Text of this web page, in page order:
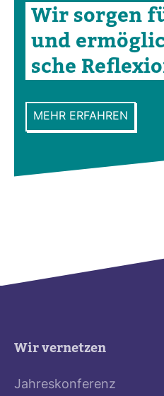
Wir sorgen
und
sche
MEHR ERFAHREN
Wir vernetzen
Jahreskonferenz